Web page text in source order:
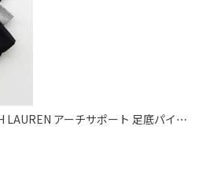
LAUREN アーチサポート 足底パイル